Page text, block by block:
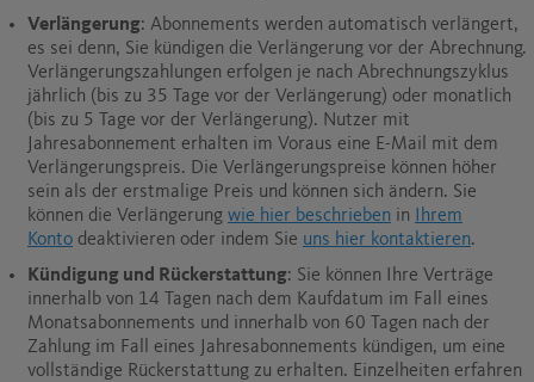
Verlängerung: Abonnements werden automatisch verlängert,
es sei denn, Sie kündigen die Verlängerung vor der Abrechnung.
Verlängerungszahlungen erfolgen je nach Abrechnungszyklus
jährlich (bis zu 35 Tage vor der Verlängerung) oder monatlich
(bis zu 5 Tage vor der Verlängerung). Nutzer mit
Jahresabonnement erhalten im Voraus eine E-Mail mit dem
Verlängerungspreis. Die Verlängerungspreise können höher
sein als der erstmalige Preis und können sich ändern. Sie
können die Verlängerung wie hier beschrieben in
Ihrem
Konto deaktivieren oder indem Sie uns hier kontaktieren.
Kündigung und Rückerstattung: Sie können Ihre Verträge
innerhalb von 14 Tagen nach dem Kaufdatum im Fall eines
Monatsabonnements und innerhalb von 60 Tagen nach der
Zahlung im Fall eines Jahresabonnements kündigen, um eine
vollständige Rückerstattung zu erhalten. Einzelheiten erfahren